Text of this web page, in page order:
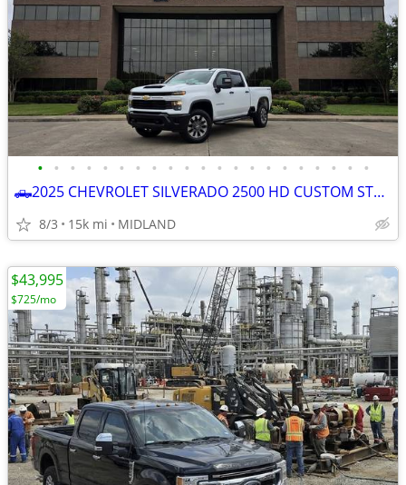
• • • • • • • • • • • • • • • • • • • • •
🛻2025 CHEVROLET SILVERADO 2500 HD CUSTOM STRD BED 4x4
8/3 15k mi MIDLAND
$43,995
$725/mo